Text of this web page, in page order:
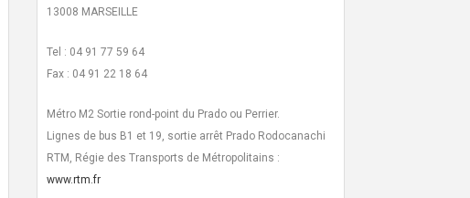
13008 MARSEILLE
Tel : 04 91 77 59 64
Fax : 04 91 22 18 64
Métro M2 Sortie rond-point du Prado ou Perrier.
Lignes de bus B1 et 19, sortie arrêt Prado Rodocanachi
RTM, Régie des Transports de Métropolitains :
www.rtm.fr